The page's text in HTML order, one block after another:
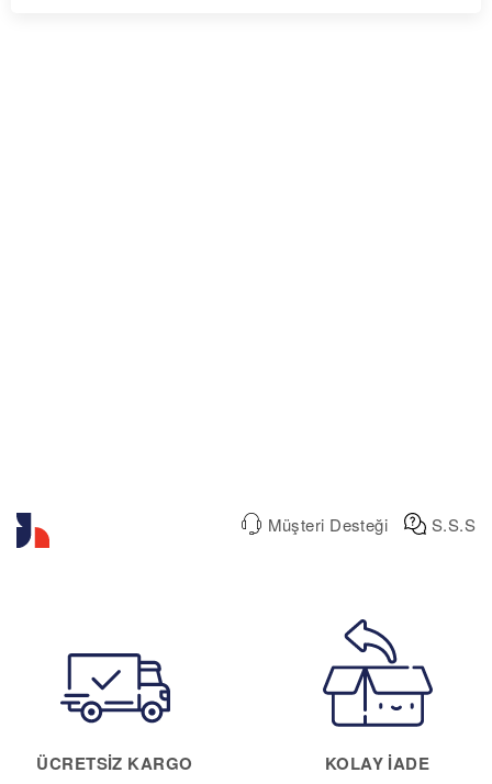
Müşteri Desteği S.S.S
ÜCRETSIZ KARGO KOLAY IADE